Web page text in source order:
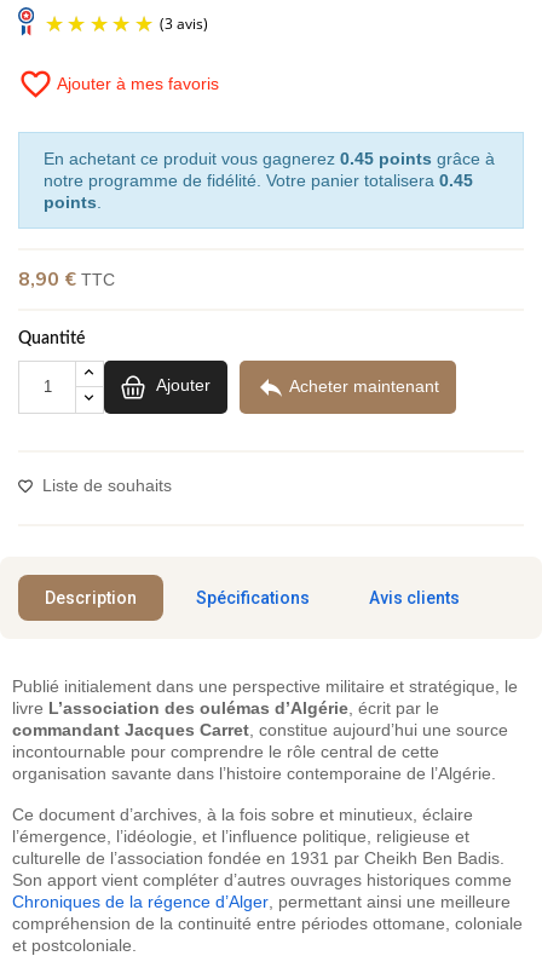
favorite_border Ajouter à mes favoris
En achetant ce produit vous gagnerez 0.45 points grâce à
notre programme de fidélité. Votre panier totalisera 0.45
points
8,90 € TTC
Quantité
Ajouter  Acheter maintenant
Liste de souhaits
Description Spécifications Avis clients
Publié initialement dans une perspective militaire et stratégique, le
livre L’association des oulémas d’Algérie , écrit par le
commandant Jacques Carret , constitue aujourd’hui une source
incontournable pour comprendre le rôle central de cette
organisation savante dans l’histoire contemporaine de l’Algérie.
Ce document d’archives, à la fois sobre et minutieux, éclaire
l’émergence, l’idéologie, et l’influence politique, religieuse et
culturelle de l’association fondée en 1931 par Cheikh Ben Badis.
Son apport vient compléter d’autres ouvrages historiques comme
Chroniques de la régence d’Alger , permettant ainsi une meilleure
compréhension de la continuité entre périodes ottomane, coloniale
et postcoloniale.